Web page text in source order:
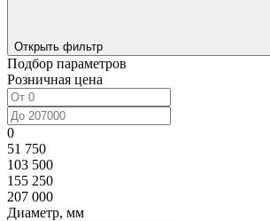
Открыть фильтр
Подбор параметров
Розничная цена
0
51 750
103 500
155 250
207 000
Диаметр, мм